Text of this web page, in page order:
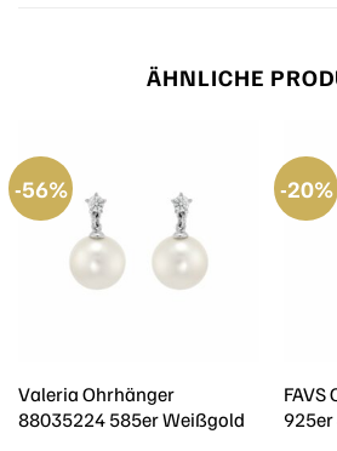
ÄHNLICHE
-56%
Valeria Ohrhänger
88035224 585er Weißgold
-20%